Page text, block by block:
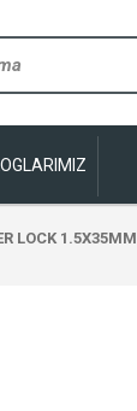
LOCK 1.5X35MM